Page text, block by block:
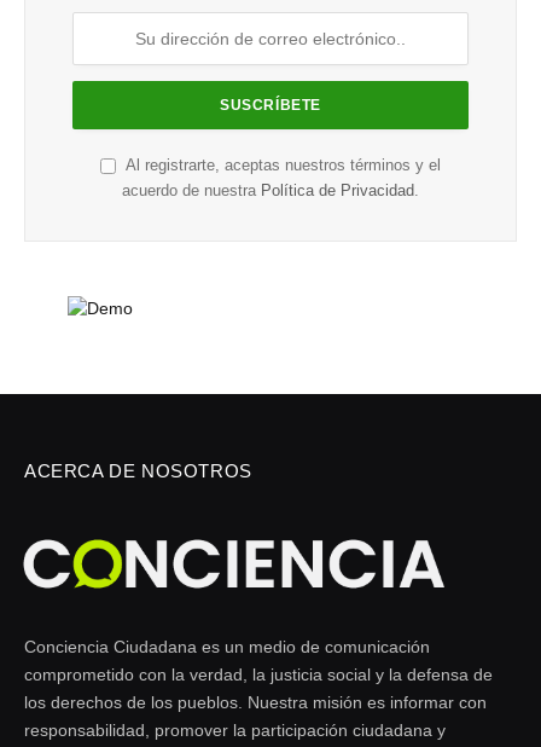
Al registrarte, aceptas nuestros términos y el
acuerdo de nuestra Política de Privacidad.
ACERCA DE NOSOTROS
Conciencia Ciudadana es un medio de comunicación
comprometido con la verdad, la justicia social y la defensa de
los derechos de los pueblos. Nuestra misión es informar con
responsabilidad, promover la participación ciudadana y